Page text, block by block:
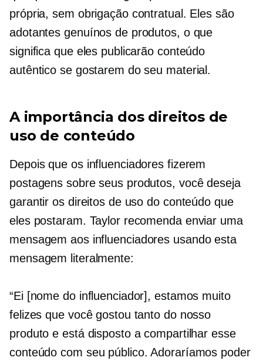
própria, sem obrigação contratual. Eles são
adotantes genuínos de produtos, o que
significa que eles publicarão conteúdo
autêntico se gostarem do seu material.
A importância dos direitos de
uso de conteúdo
Depois que os influenciadores fizerem
postagens sobre seus produtos, você deseja
garantir os direitos de uso do conteúdo que
eles postaram. Taylor recomenda enviar uma
mensagem aos influenciadores usando esta
mensagem literalmente:
“Ei [nome do influenciador], estamos muito
felizes que você gostou tanto do nosso
produto e está disposto a compartilhar esse
conteúdo com seu público. Adoraríamos poder